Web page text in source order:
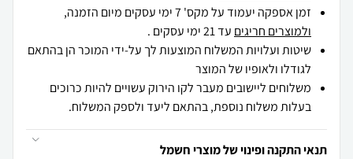
זמן אספקה יעמוד על מקס' 7 ימי עסקים מיום הזמנה,
ולמוצרים חריגים עד 21 ימי עסקים .
שיטות ועלויות המשלוח המוצעות לך על-ידי המוכר הן בהתאם
לגודלו ולאופיו של המוצר
משלוחים ליישובים מעבר לקו הירוק עשויים להיות כרוכים
בעלות משלוח נוספת, בהתאם ליעד ולספק המשלוח.
תנאי התקנה ופינוי של מוצרי חשמל